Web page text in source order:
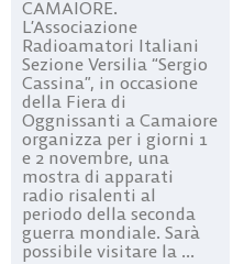
CAMAIORE.
L’Associazione
Radioamatori Italiani
Sezione Versilia “Sergio
Cassina”, in occasione
della Fiera di
Oggnissanti a Camaiore
organizza per i giorni 1
e 2 novembre, una
mostra di apparati
radio risalenti al
periodo della seconda
guerra mondiale. Sarà
possibile visitare la ...